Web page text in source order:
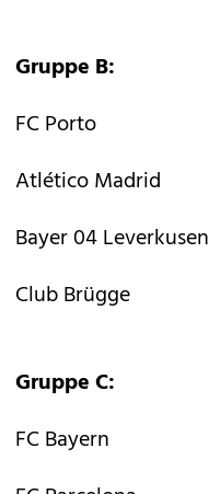
Gruppe B:
FC Porto
Atlético Madrid
Bayer 04 Leverkusen
Club Brügge
Gruppe C:
FC Bayern